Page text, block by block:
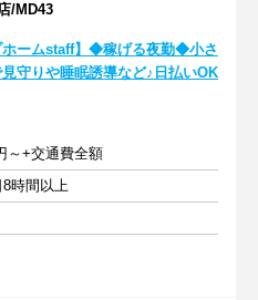
/MD43
ホームstaff】◆稼げる夜勤◆小さ
守りや睡眠誘導など♪日払いOK
～+交通費全額
時間以上